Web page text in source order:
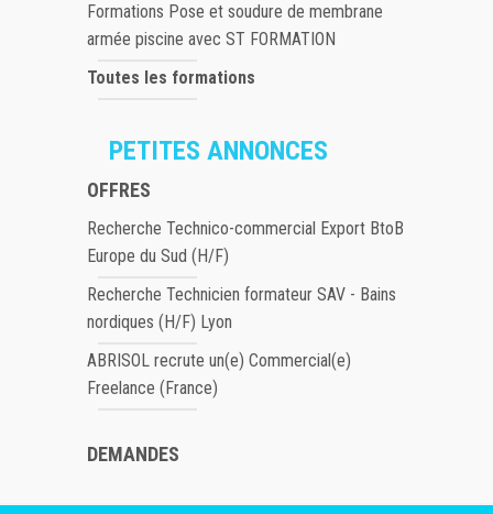
Formations Pose et soudure de membrane
armée piscine avec ST FORMATION
Toutes les formations
PETITES ANNONCES
OFFRES
Recherche Technico-commercial Export BtoB
Europe du Sud (H/F)
Recherche Technicien formateur SAV - Bains
nordiques (H/F) Lyon
ABRISOL recrute un(e) Commercial(e)
Freelance (France)
DEMANDES